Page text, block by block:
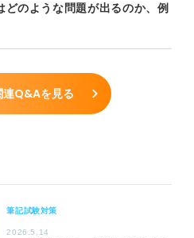
どのような問題が出るのか、例
連Q&Aを見る
筆記試験対策
2026.5.14